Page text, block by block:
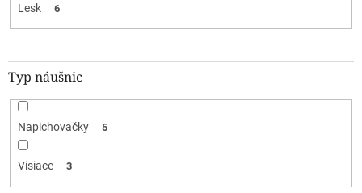
Lesk 6
Typ náušnic
Napichovačky 5
Visiace 3